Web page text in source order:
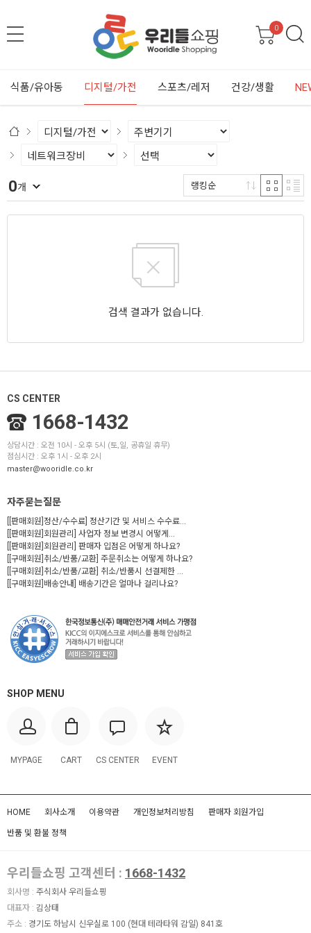
0
식품/유아동 디지털/가전 스포츠/레저 건강/생활
0개 랭킹순
검색 결과가 없습니다.
CS CENTER
1668-1432
상담시간 : 오전 10시 - 오후 5시 (토,일, 공휴일 휴무)
점심시간 : 오후 1시 - 오후 2시
master@wooridle.co.kr
자주묻는질문
[[판매회원]정산/수수료] 정산기간 및 서비스 수수료...
[[판매회원]회원관리] 사업자 정보 변경시 어떻게...
[[판매회원]회원관리] 판매자 입점은 어떻게 하나요?
[[구매회원]취소/반품/교환] 주문취소는 어떻게 하나요?
[[구매회원]취소/반품/교환] 취소/반품시 선결제한 ...
[[구매회원]배송안내] 배송기간은 얼마나 걸리나요?
SHOP MENU
MYPAGE CART CS CENTER EVENT
HOME 회사소개 이용약관 개인정보처리방침 판매자 회원가입
반품 및 환불 정책
우리들쇼핑 고객센터 : 1668-1432
회사명 : 주식회사 우리들쇼핑
대표자 : 김상태
주소 : 경기도 하남시 신우실로 100 (현대 테라타워 감일) 841호